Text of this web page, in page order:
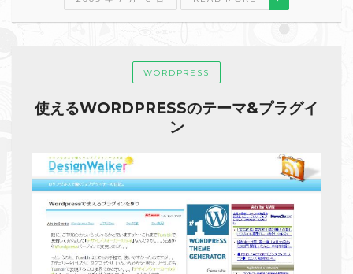
WORDPRESS
使えるWORDPRESSのテーマ&プラグイ
ン